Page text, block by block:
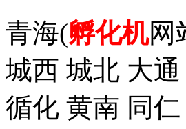
青海(孵化机网
城西 城北 大
循化 黄南 同